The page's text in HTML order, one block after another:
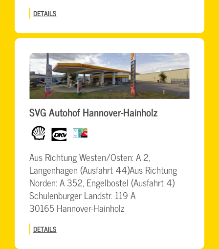
DETAILS
SVG Autohof Hannover-Hainholz
Shell dkv BrummiCard
Aus Richtung Westen/Osten: A 2,
Langenhagen (Ausfahrt 44)Aus Richtung
Norden: A 352, Engelbostel (Ausfahrt 4)
Schulenburger Landstr. 119 A
30165 Hannover-Hainholz
DETAILS